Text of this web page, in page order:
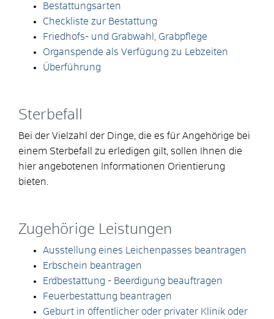
Bestattungsarten
Checkliste zur Bestattung
Friedhofs- und Grabwahl, Grabpflege
Organspende als Verfügung zu Lebzeiten
Überführung
Sterbefall
Bei der Vielzahl der Dinge, die es für Angehörige bei
einem Sterbefall zu erledigen gilt, sollen Ihnen die
hier angebotenen Informationen Orientierung
bieten.
Zugehörige Leistungen
Ausstellung eines Leichenpasses beantragen
Erbschein beantragen
Erdbestattung - Beerdigung beauftragen
Feuerbestattung beantragen
Geburt in öffentlicher oder privater Klinik oder